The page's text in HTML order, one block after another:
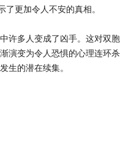
了更加令人不安的真相。
许多人变成了凶手。这对双
演变为令人恐惧的心理连环
生的潜在续集。